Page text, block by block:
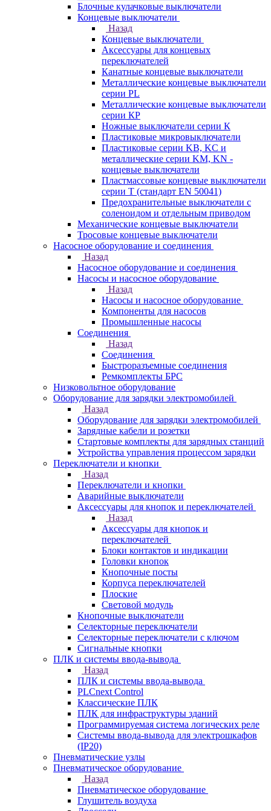
Блочные кулачковые выключатели
Концевые выключатели
Назад
Концевые выключатели
Аксессуары для концевых
переключателей
Канатные концевые выключатели
Металлические концевые выключатели
серии PL
Металлические концевые выключатели
серии КP
Ножные выключатели серии К
Пластиковые микровыключатели
Пластиковые серии KB, KC и
металлические серии KM, KN -
концевые выключатели
Пластмассовые концевые выключатели
серии T (стандарт EN 50041)
Предохранительные выключатели с
соленоидом и отдельным приводом
Механические концевые выключатели
Тросовые концевые выключатели
Насосное оборудование и соединения
Назад
Насосное оборудование и соединения
Насосы и насосное оборудование
Назад
Насосы и насосное оборудование
Компоненты для насосов
Промышленные насосы
Соединения
Назад
Соединения
Быстроразъемные соединения
Ремкомплекты БРС
Низковольтное оборудование
Оборудование для зарядки электромобилей
Назад
Оборудование для зарядки электромобилей
Зарядные кабели и розетки
Стартовые комплекты для зарядных станций
Устройства управления процессом зарядки
Переключатели и кнопки
Назад
Переключатели и кнопки
Аварийные выключатели
Аксессуары для кнопок и переключателей
Назад
Аксессуары для кнопок и
переключателей
Блоки контактов и индикации
Головки кнопок
Кнопочные посты
Корпуса переключателей
Плоские
Световой модуль
Кнопочные выключатели
Селекторные переключатели
Селекторные переключатели с ключом
Сигнальные кнопки
ПЛК и системы ввода-вывода
Назад
ПЛК и системы ввода-вывода
PLCnext Control
Классические ПЛК
ПЛК для инфраструктуры зданий
Программируемая система логических реле
Системы ввода-вывода для электрошкафов
(IP20)
Пневматические узлы
Пневматическое оборудование
Назад
Пневматическое оборудование
Глушитель воздуха